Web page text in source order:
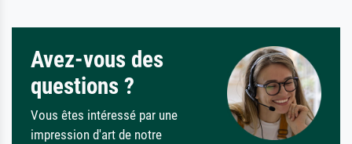
Avez-vous des
questions ?
Vous êtes intéressé par une
impression d'art de notre